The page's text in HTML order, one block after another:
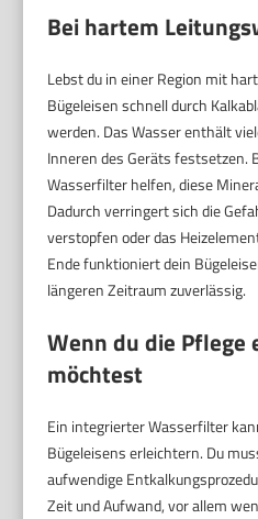
Bei hartem
Lebst du in einer Region mit
Bügeleisen schnell durch
werden. Das Wasser enthält
Inneren des Geräts festsetzen.
Wasserfilter helfen, diese
Dadurch verringert sich die
verstopfen oder das
Ende funktioniert dein
längeren Zeitraum zuverlässig.
Wenn du die Pflege
möchtest
Ein integrierter Wasserfilter
Bügeleisens erleichtern. Du
aufwendige
Zeit und Aufwand, vor allem